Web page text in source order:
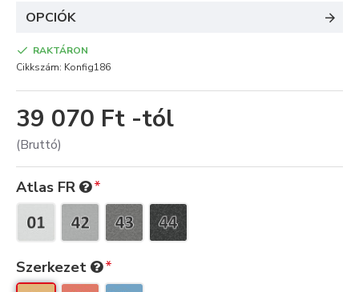
OPCIÓK
39 070 Ft -tól
(Bruttó)
RAKTÁRON
Cikkszám: Konfig186
Atlas FR
Szerkezet